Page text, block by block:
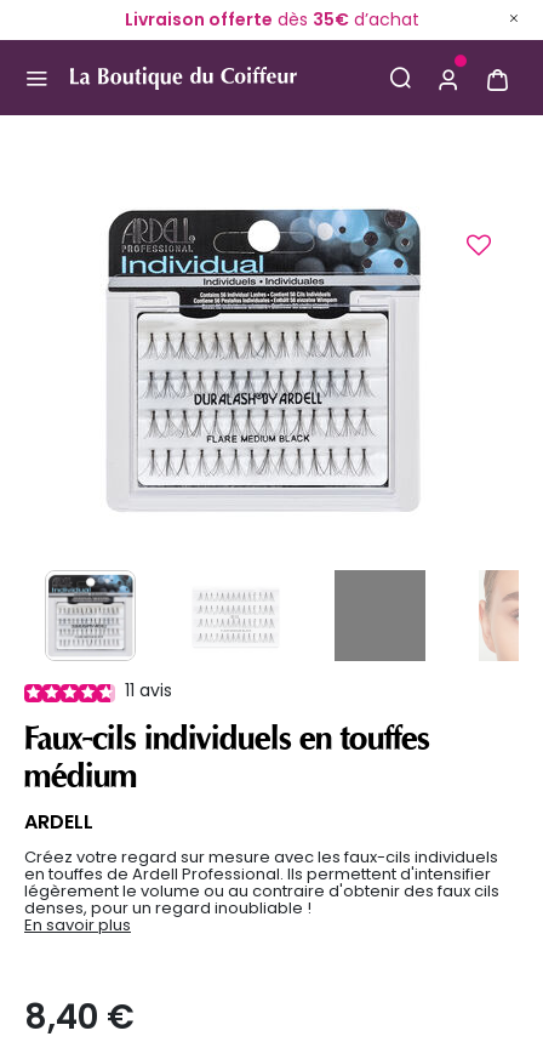
Livraison offerte dès 35€d’achat
11 avis
Faux-cils individuels en touffes
médium
ARDELL
Créez votre regard sur mesure avec les faux-cils individuels
en touffes de Ardell Professional. Ils permettent d'intensifier
légèrement le volume ou au contraire d'obtenir des faux cils
denses, pour un regard inoubliable !
En savoir plus
8,40 €